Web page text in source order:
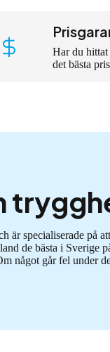
Har du
det bästa
är specialiserade på
de bästa i Sverige
något går fel under